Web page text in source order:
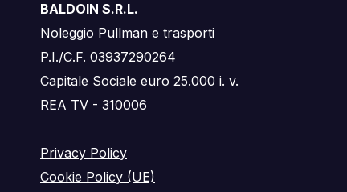
BALDOIN S.R.L.
Noleggio Pullman e trasporti
P.I./C.F. 03937290264
Capitale Sociale euro 25.000 i. v.
REA TV - 310006
Privacy Policy
Cookie Policy (UE)